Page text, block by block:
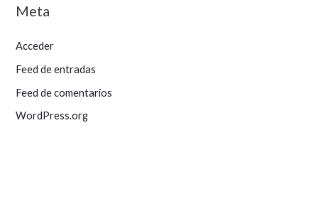
Meta
Acceder
Feed de entradas
Feed de comentarios
WordPress.org